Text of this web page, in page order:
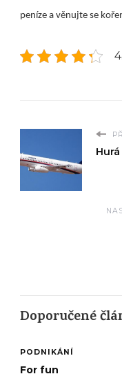
peníze a věnujte se
Doporučené
PODNIKÁNÍ
For fun